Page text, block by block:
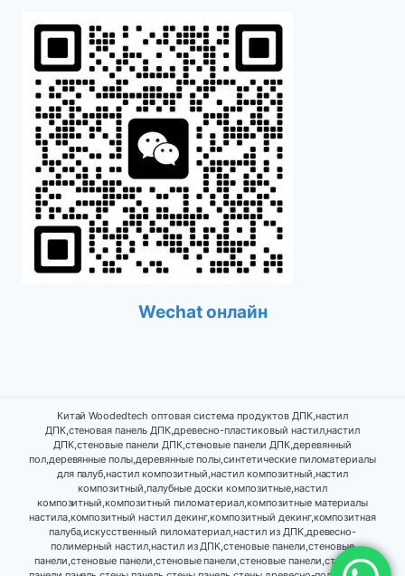
Wechat онлайн
Китай Woodedtech оптовая система продуктов ДПК,настил
ДПК,стеновая панель ДПК,древесно-пластиковый настил,настил
ДПК,стеновые панели ДПК,стеновые панели ДПК,деревянный
пол,деревянные полы,деревянные полы,синтетические пиломатериалы
для палуб,настил композитный,настил композитный,настил
композитный,палубные доски композитные,настил
композитный,композитный пиломатериал,композитные материалы
настила,композитный настил декинг,композитный декинг,композитная
палуба,искусственный пиломатериал,настил из ДПК,древесно-
полимерный настил,настил из ДПК,стеновые панели,стеновые
панели,стеновые панели,стеновые панели,стеновые панели,стеновые